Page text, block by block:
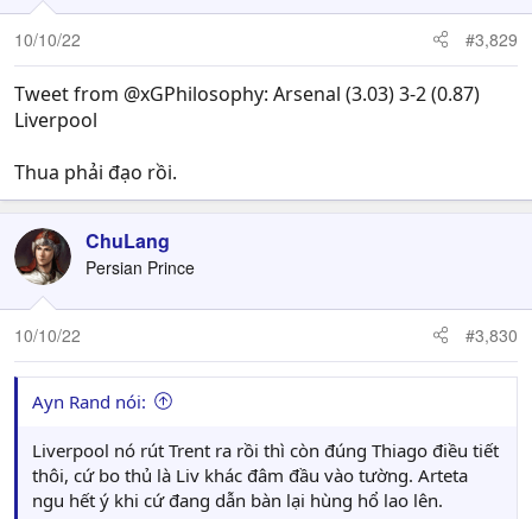
10/10/22 #3,829
Tweet from @xGPhilosophy: Arsenal (3.03) 3-2 (0.87)
Liverpool
Thua phải đạo rồi.
ChuLang
Persian Prince
10/10/22 #3,830
Ayn Rand nói:
Liverpool nó rút Trent ra rồi thì còn đúng Thiago điều tiết
thôi, cứ bo thủ là Liv khác đâm đầu vào tường. Arteta
ngu hết ý khi cứ đang dẫn bàn lại hùng hổ lao lên.